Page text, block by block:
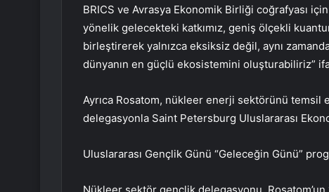
BRICS ve Avrasya Ekonomik Birliği coğrafyası
yönelik gelecekteki katkımız, geniş ölçekli
birleştirerek yalnızca eksiksiz değil, aynı
dünyanın en güçlü ekosistemini oluşturabiliriz”
Ayrıca Rosatom, nükleer enerji sektörünü temsil
delegasyonla Saint Petersburg Uluslararası
Uluslararası Gençlik Günü “Geleceğin Günü”
Nükleer sektör gençlik delegasyonu,